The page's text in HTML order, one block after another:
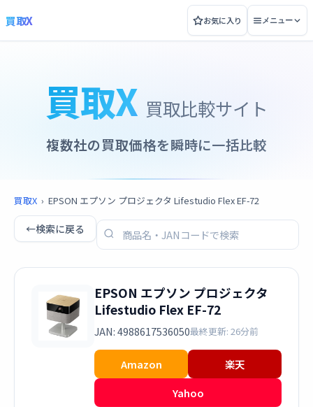
買取X お気に入り メニュー
買取X 買取比較サイト
複数社の買取価格を瞬時に一括比較
買取X › EPSON エプソン プロジェクタ Lifestudio Flex EF-72
←検索に戻る
EPSON エプソン プロジェクタ
Lifestudio Flex EF-72
JAN: 4988617536050最終更新: 26分前
Amazon
楽天
Yahoo